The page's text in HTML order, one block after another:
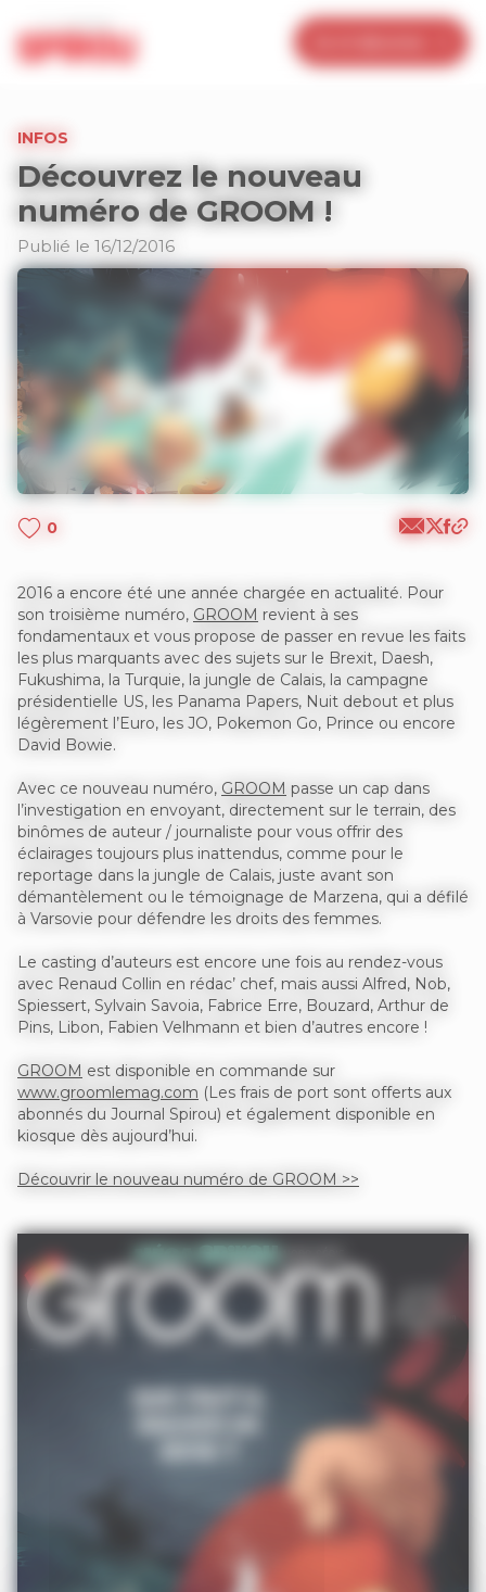
INFOS
Découvrez le nouveau
numéro de GROOM !
Publié le 16/12/2016
0
2016 a encore été une année chargée en actualité. Pour
son troisième numéro, GROOM revient à ses
fondamentaux et vous propose de passer en revue les faits
les plus marquants avec des sujets sur le Brexit, Daesh,
Fukushima, la Turquie, la jungle de Calais, la campagne
présidentielle US, les Panama Papers, Nuit debout et plus
légèrement l’Euro, les JO, Pokemon Go, Prince ou encore
David Bowie.
Avec ce nouveau numéro, GROOM passe un cap dans
l’investigation en envoyant, directement sur le terrain, des
binômes de auteur / journaliste pour vous offrir des
éclairages toujours plus inattendus, comme pour le
reportage dans la jungle de Calais, juste avant son
démantèlement ou le témoignage de Marzena, qui a défilé
à Varsovie pour défendre les droits des femmes.
Le casting d’auteurs est encore une fois au rendez-vous
avec Renaud Collin en rédac’ chef, mais aussi Alfred, Nob,
Spiessert, Sylvain Savoia, Fabrice Erre, Bouzard, Arthur de
Pins, Libon, Fabien Velhmann et bien d’autres encore !
GROOM est disponible en commande sur
www.groomlemag.com (Les frais de port sont offerts aux
abonnés du Journal Spirou) et également disponible en
kiosque dès aujourd’hui.
Découvrir le nouveau numéro de GROOM >>